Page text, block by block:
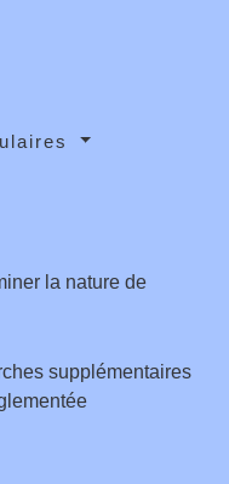
la nature de
supplémentaires